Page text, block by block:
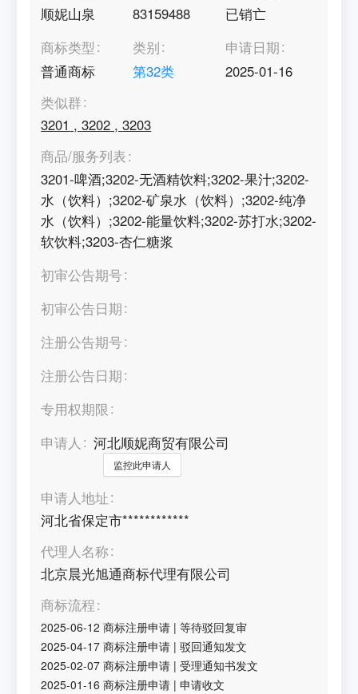
顺妮山泉
83159488
已销亡
商标类型
普通商标
类别
第32类
申请日期
2025-01-16
类似群
3201 ,3202 ,3203
商品/服务列表
3201-啤酒;3202-无酒精饮料;3202-果汁;3202-
水（饮料）;3202-矿泉水（饮料）;3202-纯净
水（饮料）;3202-能量饮料;3202-苏打水;3202-
软饮料;3203-杏仁糖浆
初审公告期号
初审公告日期
注册公告期号
注册公告日期
专用权期限
申请人
河北顺妮商贸有限公司
监控此申请人
申请人地址
河北省保定市************
代理人名称
北京晨光旭通商标代理有限公司
商标流程
2025-06-12 商标注册申请 |等待驳回复审
2025-04-17 商标注册申请 |驳回通知发文
2025-02-07 商标注册申请 |受理通知书发文
2025-01-16 商标注册申请 |申请收文